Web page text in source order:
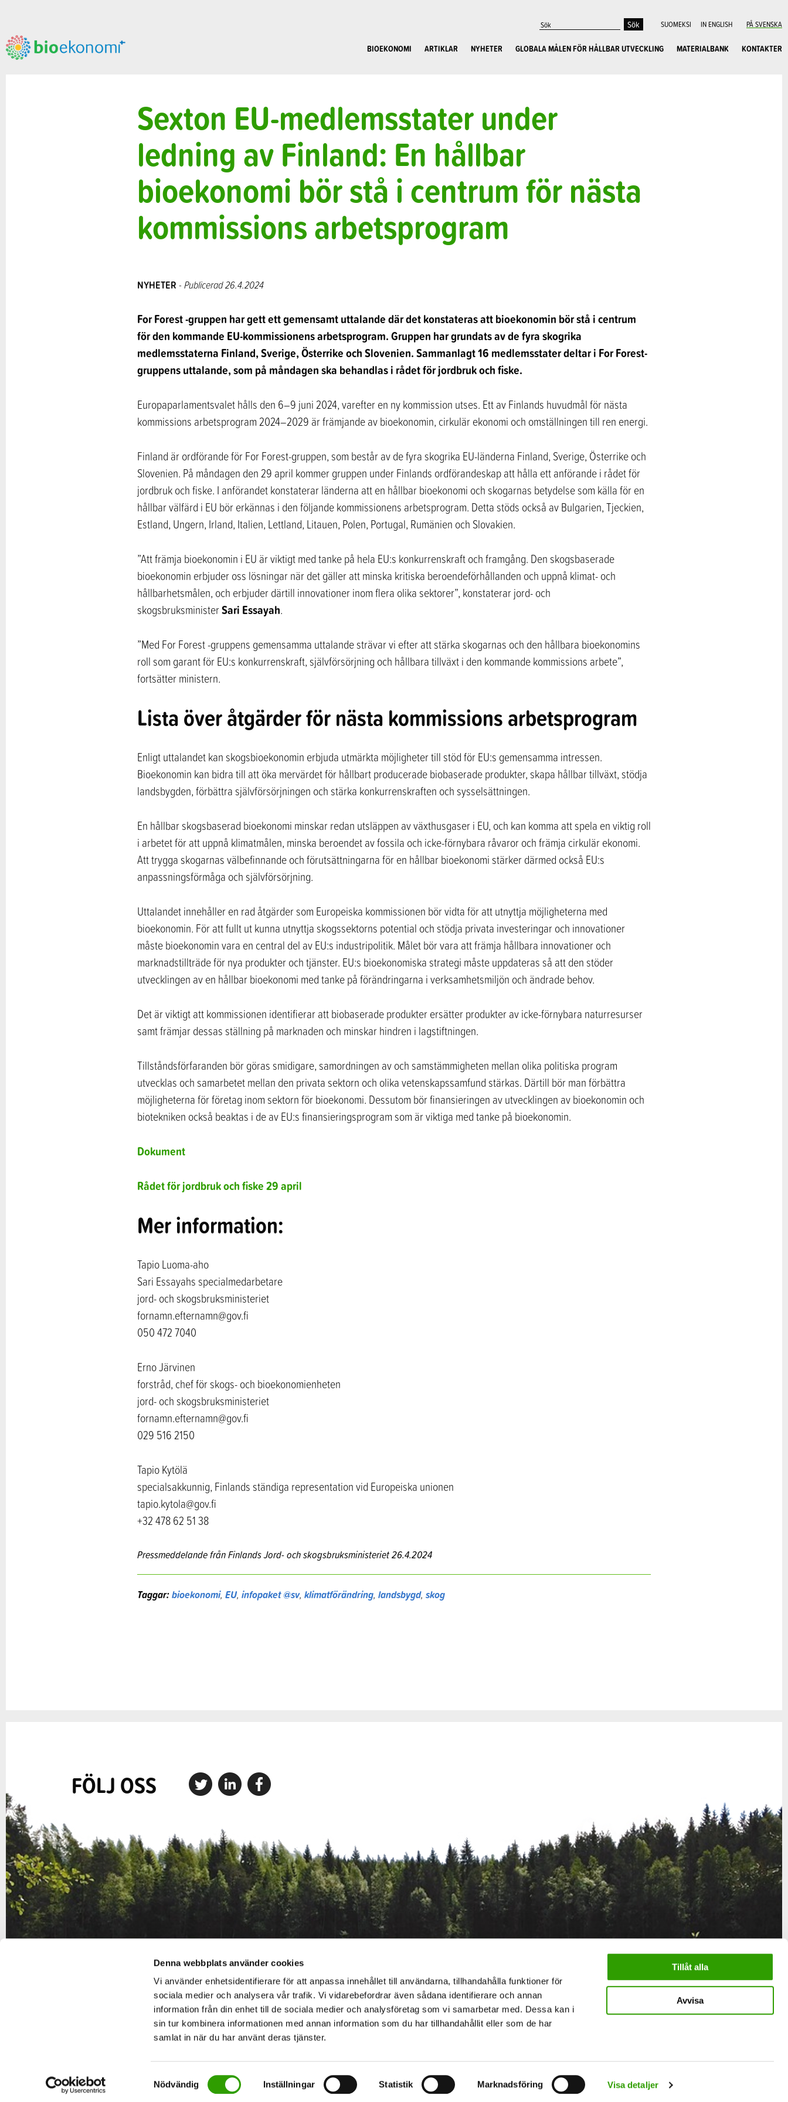
Denna webbplats använder cookies
Vi använder enhetsidentifierare för att anpassa innehållet till användarna, tillhandahålla funktioner för
sociala medier och analysera vår trafik. Vi vidarebefordrar även sådana identifierare och annan
information från din enhet till de sociala medier och analysföretag som vi samarbetar med. Dessa kan i
sin tur kombinera informationen med annan information som du har tillhandahållit eller som de har
samlat in när du har använt deras tjänster.
a
Nödvändig Inställningar Statistik Marknadsföring Visa detaljer
Tillåt alla
Avvisa
SUOMEKSI IN ENGLISH PÅ SVENSKA
BIOEKONOMI ARTIKLAR NYHETER GLOBALA MÅLEN FÖR HÅLLBAR UTVECKLING MATERIALBANK KONTAKTER
Sexton EU-medlemsstater under
ledning av Finland: En hållbar
bioekonomi bör stå i centrum för nästa
kommissions arbetsprogram
NYHETER - Publicerad 26.4.2024
For Forest -gruppen har gett ett gemensamt uttalande där det konstateras att bioekonomin bör stå i centrum
för den kommande EU-kommissionens arbetsprogram. Gruppen har grundats av de fyra skogrika
medlemsstaterna Finland, Sverige, Österrike och Slovenien. Sammanlagt 16 medlemsstater deltar i For Forest-
gruppens uttalande, som på måndagen ska behandlas i rådet för jordbruk och fiske.
Europaparlamentsvalet hålls den 6–9 juni 2024, varefter en ny kommission utses. Ett av Finlands huvudmål för nästa
kommissions arbetsprogram 2024–2029 är främjande av bioekonomin, cirkulär ekonomi och omställningen till ren energi.
Finland är ordförande för For Forest-gruppen, som består av de fyra skogrika EU-länderna Finland, Sverige, Österrike och
Slovenien. På måndagen den 29 april kommer gruppen under Finlands ordförandeskap att hålla ett anförande i rådet för
jordbruk och fiske. I anförandet konstaterar länderna att en hållbar bioekonomi och skogarnas betydelse som källa för en
hållbar välfärd i EU bör erkännas i den följande kommissionens arbetsprogram. Detta stöds också av Bulgarien, Tjeckien,
Estland, Ungern, Irland, Italien, Lettland, Litauen, Polen, Portugal, Rumänien och Slovakien.
”Att främja bioekonomin i EU är viktigt med tanke på hela EU:s konkurrenskraft och framgång. Den skogsbaserade
bioekonomin erbjuder oss lösningar när det gäller att minska kritiska beroendeförhållanden och uppnå klimat- och
hållbarhetsmålen, och erbjuder därtill innovationer inom flera olika sektorer”, konstaterar jord- och
skogsbruksministerSari Essayah.
”Med For Forest -gruppens gemensamma uttalande strävar vi efter att stärka skogarnas och den hållbara bioekonomins
roll som garant för EU:s konkurrenskraft, självförsörjning och hållbara tillväxt i den kommande kommissions arbete”,
fortsätter ministern.
Lista över åtgärder för nästa kommissions arbetsprogram
Enligt uttalandet kan skogsbioekonomin erbjuda utmärkta möjligheter till stöd för EU:s gemensamma intressen.
Bioekonomin kan bidra till att öka mervärdet för hållbart producerade biobaserade produkter, skapa hållbar tillväxt, stödja
landsbygden, förbättra självförsörjningen och stärka konkurrenskraften och sysselsättningen.
En hållbar skogsbaserad bioekonomi minskar redan utsläppen av växthusgaser i EU, och kan komma att spela en viktig roll
i arbetet för att uppnå klimatmålen, minska beroendet av fossila och icke-förnybara råvaror och främja cirkulär ekonomi.
Att trygga skogarnas välbefinnande och förutsättningarna för en hållbar bioekonomi stärker därmed också EU:s
anpassningsförmåga och självförsörjning.
Uttalandet innehåller en rad åtgärder som Europeiska kommissionen bör vidta för att utnyttja möjligheterna med
bioekonomin. För att fullt ut kunna utnyttja skogssektorns potential och stödja privata investeringar och innovationer
måste bioekonomin vara en central del av EU:s industripolitik. Målet bör vara att främja hållbara innovationer och
marknadstillträde för nya produkter och tjänster. EU:s bioekonomiska strategi måste uppdateras så att den stöder
utvecklingen av en hållbar bioekonomi med tanke på förändringarna i verksamhetsmiljön och ändrade behov.
Det är viktigt att kommissionen identifierar att biobaserade produkter ersätter produkter av icke-förnybara naturresurser
samt främjar dessas ställning på marknaden och minskar hindren i lagstiftningen.
Tillståndsförfaranden bör göras smidigare, samordningen av och samstämmigheten mellan olika politiska program
utvecklas och samarbetet mellan den privata sektorn och olika vetenskapssamfund stärkas. Därtill bör man förbättra
möjligheterna för företag inom sektorn för bioekonomi. Dessutom bör finansieringen av utvecklingen av bioekonomin och
biotekniken också beaktas i de av EU:s finansieringsprogram som är viktiga med tanke på bioekonomin.
Dokument
Rådet för jordbruk och fiske 29 april
Mer information:
Tapio Luoma-aho
Sari Essayahs specialmedarbetare
jord- och skogsbruksministeriet
fornamn.efternamn@gov.fi
050 472 7040
Erno Järvinen
forstråd, chef för skogs- och bioekonomienheten
jord- och skogsbruksministeriet
fornamn.efternamn@gov.fi
029 516 2150
Tapio Kytölä
specialsakkunnig, Finlands ständiga representation vid Europeiska unionen
tapio.kytola@gov.fi
+32 478 62 51 38
Pressmeddelande från FinlandsJord- och skogsbruksministeriet26.4.2024
Taggar:bioekonomi, EU, infopaket @sv, klimatförändring, landsbygd, skog
FÖLJ OSS
toimitus@biotalous.fiOm Bioekonomi.fi|Tillgänglighetsutlåtande